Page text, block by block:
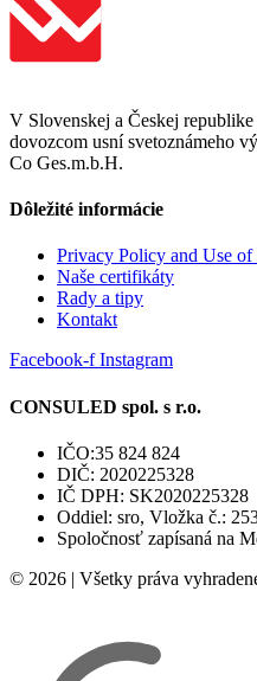
V Slovenskej a Českej
dovozcom usní svetoznámeho
Co Ges.m.b.H.
Dôležité informácie
Privacy Policy and Use
Naše certifikáty
Rady a tipy
Kontakt
Facebook-f Instagram
CONSULED spol. s r.o.
IČO:35 824 824
DIČ: 2020225328
IČ DPH: SK2020225328
Oddiel: sro, Vložka č.:
Spoločnosť zapísaná na
© 2026 | Všetky práva